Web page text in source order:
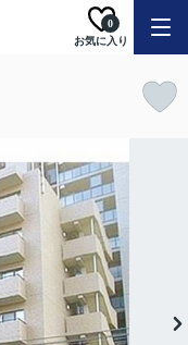
お気に入り
0